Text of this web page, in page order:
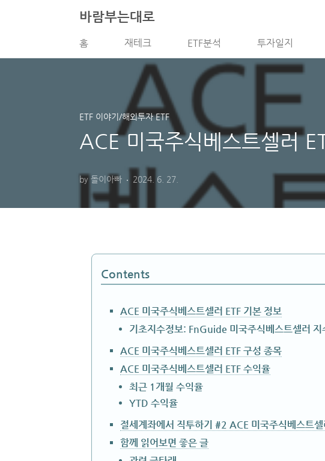
바람부는대로
홈 재테크 ETF분석 투자일지
ETF 이야기/해외투자 ETF
ACE 미국주식베스트셀러
by 돌이아빠 2024. 6. 27.
Contents
ACE 미국주식베스트셀러 ETF 기본 정보
기초지수정보: FnGuide 미국주식베스트셀러 지
ACE 미국주식베스트셀러 ETF 구성 종목
ACE 미국주식베스트셀러 ETF 수익율
최근 1개월 수익율
YTD 수익율
절세계좌에서 직투하기 #2 ACE 미국주식베스트셀
함께 읽어보면 좋은 글